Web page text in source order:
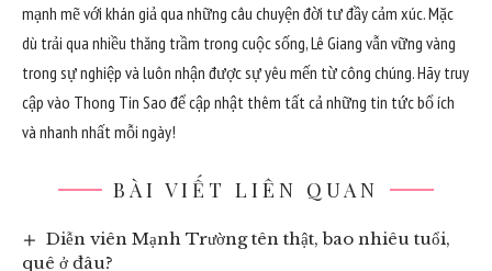
mạnh mẽ với khán giả qua những câu chuyện đời tư đầy cảm xúc. Mặc
dù trải qua nhiều thăng trầm trong cuộc sống, Lê Giang vẫn vững vàng
trong sự nghiệp và luôn nhận được sự yêu mến từ công chúng. Hãy truy
cập vào Thong Tin Sao để cập nhật thêm tất cả những tin tức bổ ích
và nhanh nhất mỗi ngày!
BÀI VIẾT LIÊN QUAN
Diễn viên Mạnh Trường tên thật, bao nhiêu tuổi,
quê ở đâu?